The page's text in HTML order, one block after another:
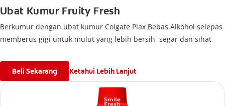
Ubat Kumur Fruity Fresh
Berkumur dengan ubat kumur Colgate Plax Bebas Alkohol selepas
memberus gigi untuk mulut yang lebih bersih, segar dan sihat
Beli Sekarang Ketahui Lebih Lanjut